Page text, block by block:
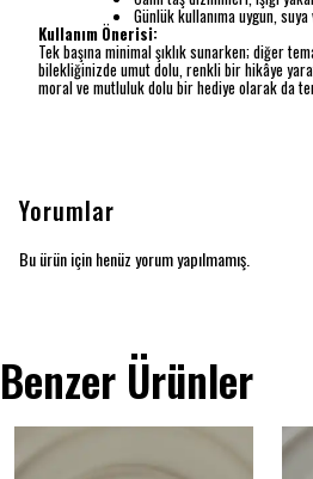
Günlük kullanıma uygun,
Kullanım Önerisi:
Tek başına minimal şıklık sunarken; diğer
bilekliğinizde umut dolu, renkli bir hikâye
moral ve mutluluk dolu bir hediye olarak da
Yorumlar
Bu ürün için henüz yorum yapılmamış.
Benzer Ürünler